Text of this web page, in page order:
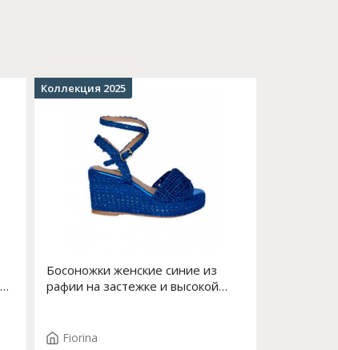
Босоножки женские синие из
рафии на застежке и высокой
Fiorina
Коллекция 2025